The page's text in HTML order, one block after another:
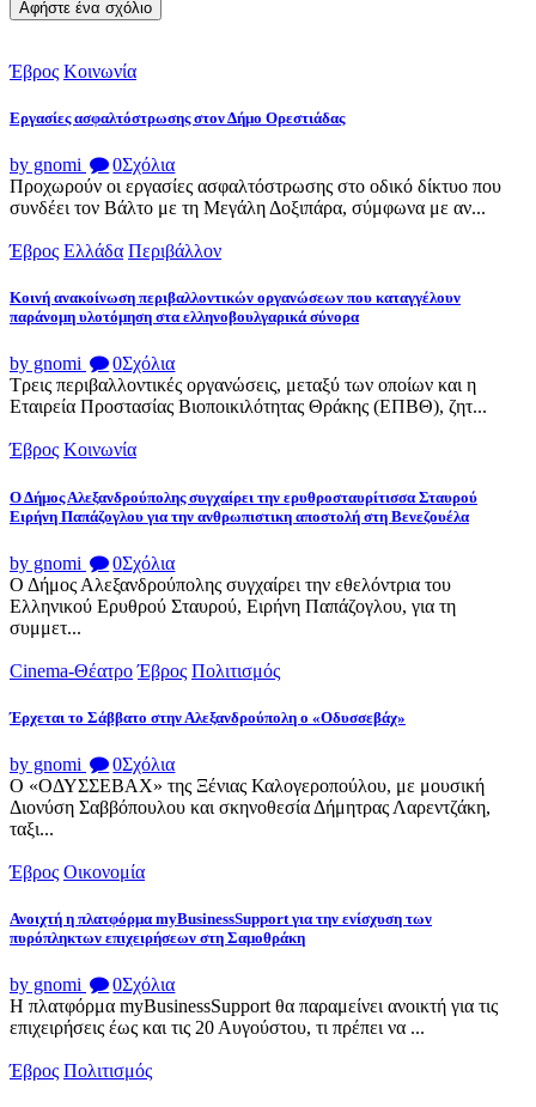
Έβρος Κοινωνία
Εργασίες ασφαλτόστρωσης στον Δήμο Ορεστιάδας
by gnomi 0Σχόλια
Προχωρούν οι εργασίες ασφαλτόστρωσης στο οδικό δίκτυο που
συνδέει τον Βάλτο με τη Μεγάλη Δοξιπάρα, σύμφωνα με αν...
Έβρος Ελλάδα Περιβάλλον
Κοινή ανακοίνωση περιβαλλοντικών οργανώσεων που καταγγέλουν
παράνομη υλοτόμηση στα ελληνοβουλγαρικά σύνορα
by gnomi 0Σχόλια
Τρεις περιβαλλοντικές οργανώσεις, μεταξύ των οποίων και η
Εταιρεία Προστασίας Βιοποικιλότητας Θράκης (ΕΠΒΘ), ζητ...
Έβρος Κοινωνία
Ο Δήμος Αλεξανδρούπολης συγχαίρει την ερυθροσταυρίτισσα Σταυρού
Ειρήνη Παπάζογλου για την ανθρωπιστικη αποστολή στη Βενεζουέλα
by gnomi 0Σχόλια
Ο Δήμος Αλεξανδρούπολης συγχαίρει την εθελόντρια του
Ελληνικού Ερυθρού Σταυρού, Ειρήνη Παπάζογλου, για τη
συμμετ...
Cinema-Θέατρο Έβρος Πολιτισμός
Έρχεται το Σάββατο στην Αλεξανδρούπολη ο «Οδυσσεβάχ»
by gnomi 0Σχόλια
Ο «ΟΔΥΣΣΕΒΑΧ» της Ξένιας Καλογεροπούλου, με μουσική
Διονύση Σαββόπουλου και σκηνοθεσία Δήμητρας Λαρεντζάκη,
ταξι...
Έβρος Οικονομία
Ανοιχτή η πλατφόρμα myBusinessSupport για την ενίσχυση των
πυρόπληκτων επιχειρήσεων στη Σαμοθράκη
by gnomi 0Σχόλια
Η πλατφόρμα myBusinessSupport θα παραμείνει ανοικτή για τις
επιχειρήσεις έως και τις 20 Αυγούστου, τι πρέπει να ...
Έβρος Πολιτισμός